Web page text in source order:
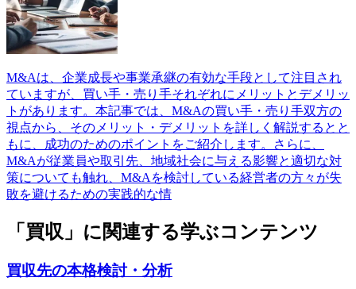
M&Aは、企業成長や事業承継の有効な手段として注目され
ていますが、買い手・売り手それぞれにメリットとデメリッ
トがあります。本記事では、M&Aの買い手・売り手双方の
視点から、そのメリット・デメリットを詳しく解説するとと
もに、成功のためのポイントをご紹介します。さらに、
M&Aが従業員や取引先、地域社会に与える影響と適切な対
策についても触れ、M&Aを検討している経営者の方々が失
敗を避けるための実践的な情
「買収」に関連する学ぶコンテンツ
買収先の本格検討・分析